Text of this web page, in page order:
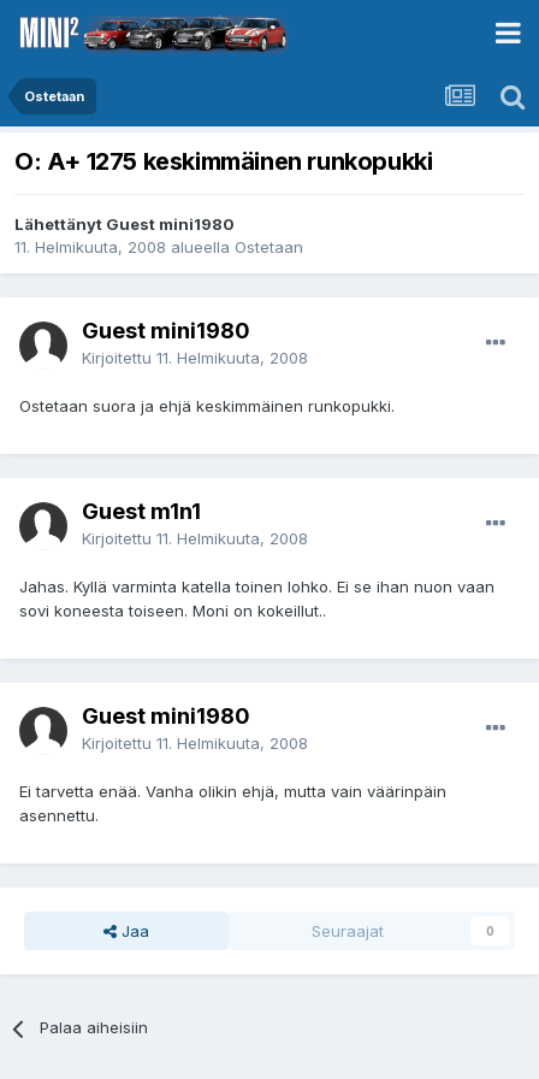
Ostetaan
O: A+ 1275 keskimmäinen runkopukki
Lähettänyt Guest mini1980
11. Helmikuuta, 2008 alueella Ostetaan
Guest mini1980
Kirjoitettu 11. Helmikuuta, 2008
Ostetaan suora ja ehjä keskimmäinen runkopukki.
Guest m1n1
Kirjoitettu 11. Helmikuuta, 2008
Jahas. Kyllä varminta katella toinen lohko. Ei se ihan nuon vaan
sovi koneesta toiseen. Moni on kokeillut..
Guest mini1980
Kirjoitettu 11. Helmikuuta, 2008
Ei tarvetta enää. Vanha olikin ehjä, mutta vain väärinpäin
asennettu.
Jaa Seuraajat 0
Palaa aiheisiin